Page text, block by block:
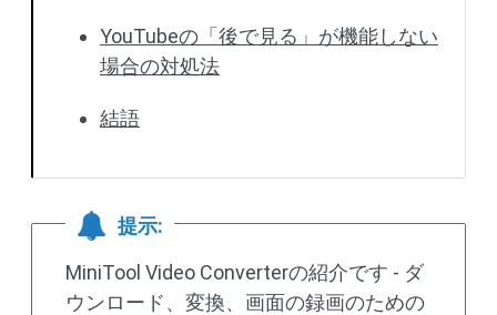
YouTubeの「後で見る」が機能しない
場合の対処法
結語
提示:
MiniTool Video Converterの紹介です - ダ
ウンロード、変換、画面の録画のための